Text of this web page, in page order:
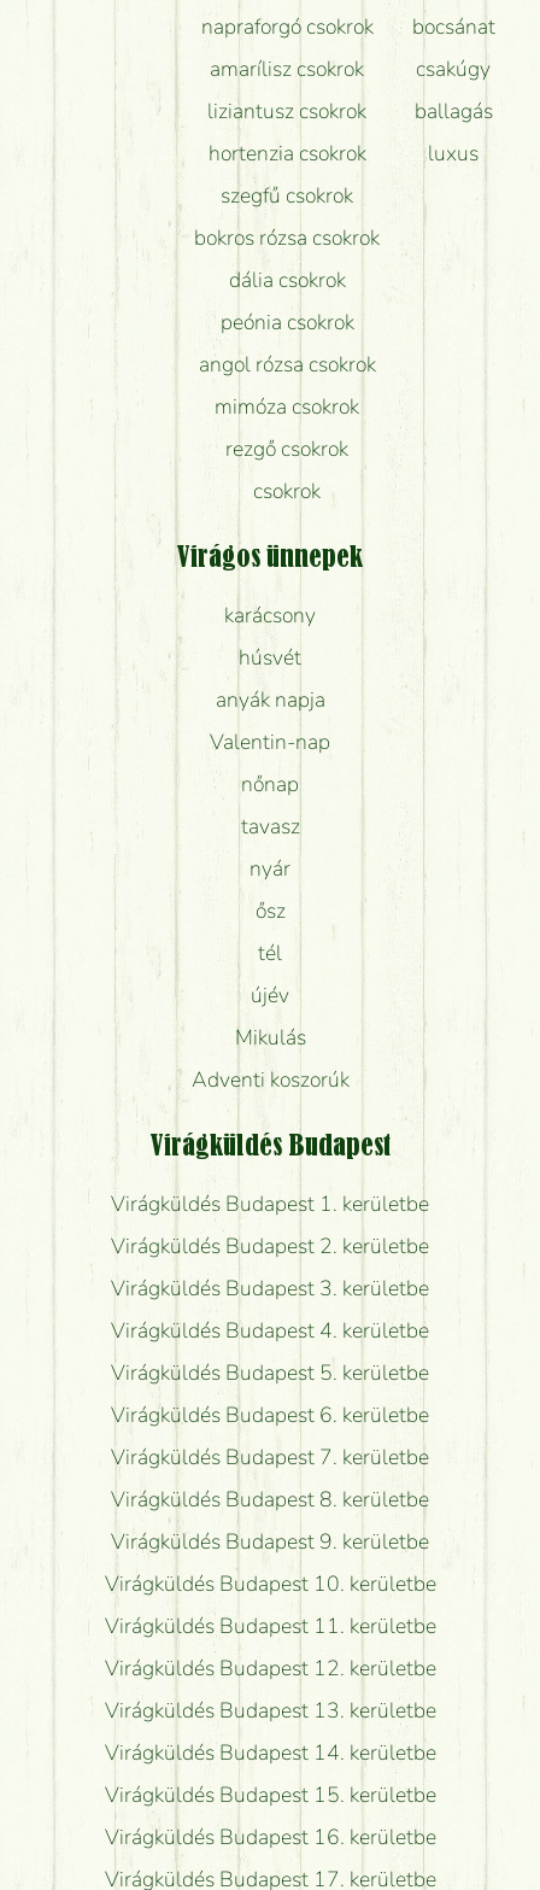
napraforgó csokrok
amarílisz csokrok
liziantusz csokrok
hortenzia csokrok
szegfű csokrok
bokros rózsa csokrok
dália csokrok
peónia csokrok
angol rózsa csokrok
mimóza csokrok
rezgő csokrok
csokrok
bocsánat
csakúgy
ballagás
luxus
Virágos ünnepek
karácsony
húsvét
anyák napja
Valentin-nap
nőnap
tavasz
nyár
ősz
tél
újév
Mikulás
Adventi koszorúk
Virágküldés Budapest
Virágküldés Budapest 1. kerületbe
Virágküldés Budapest 2. kerületbe
Virágküldés Budapest 3. kerületbe
Virágküldés Budapest 4. kerületbe
Virágküldés Budapest 5. kerületbe
Virágküldés Budapest 6. kerületbe
Virágküldés Budapest 7. kerületbe
Virágküldés Budapest 8. kerületbe
Virágküldés Budapest 9. kerületbe
Virágküldés Budapest 10. kerületbe
Virágküldés Budapest 11. kerületbe
Virágküldés Budapest 12. kerületbe
Virágküldés Budapest 13. kerületbe
Virágküldés Budapest 14. kerületbe
Virágküldés Budapest 15. kerületbe
Virágküldés Budapest 16. kerületbe
Virágküldés Budapest 17. kerületbe